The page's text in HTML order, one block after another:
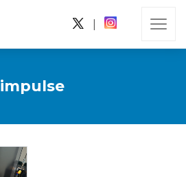
impulse